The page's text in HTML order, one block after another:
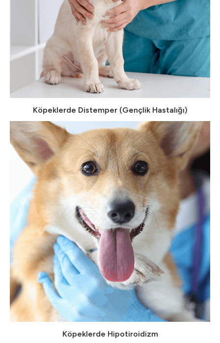
Köpeklerde Distemper (Gençlik Hastalığı)
Köpeklerde Hipotiroidizm